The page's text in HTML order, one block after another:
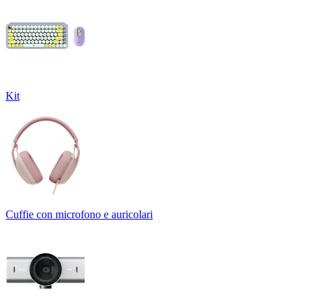
Kit
Cuffie con microfono e auricolari